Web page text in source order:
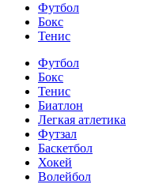
Футбол
Бокс
Тенис
Футбол
Бокс
Тенис
Биатлон
Легкая атлетика
Футзал
Баскетбол
Хокей
Волейбол